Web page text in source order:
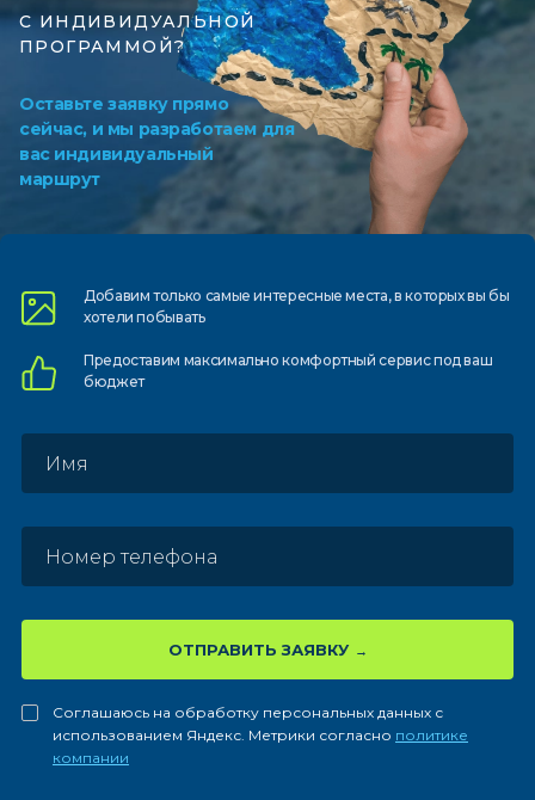
С ИНДИВИДУАЛЬНОЙ
ПРОГРАММОЙ?
Оставьте заявку прямо
сейчас, и мы разработаем для
вас индивидуальный
маршрут
Добавим только самыеинтересные места, в которыхвы бы
хотели побывать
Предоставим максимально комфортныйсервис под ваш
бюджет
ОТПРАВИТЬ ЗАЯВКУ
Соглашаюсь на обработку персональных данных с
использованием Яндекс. Метрики согласно политике
компании